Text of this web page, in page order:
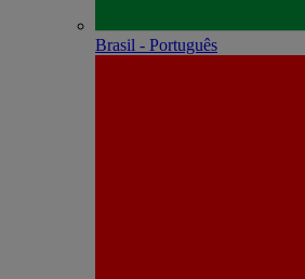
Brasil - Português